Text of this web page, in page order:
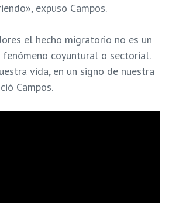
expuso Campos.
el hecho migratorio no es un
fenómeno coyuntural o sectorial.
vida, en un signo de nuestra
Campos.